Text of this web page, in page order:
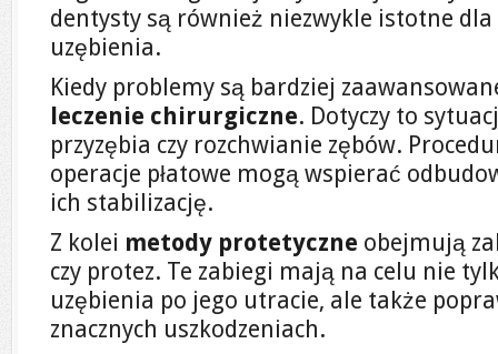
dentysty są również niezwykle istotne
uzębienia.
Kiedy problemy są bardziej
leczenie chirurgiczne. Dotyczy to
przyzębia czy rozchwianie zębów.
operacje płatowe mogą wspierać
ich stabilizację.
Z kolei metody protetyczne obejmują
czy protez. Te zabiegi mają na celu nie
uzębienia po jego utracie, ale także
znacznych uszkodzeniach.